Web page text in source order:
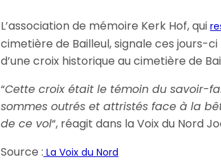
L’association de mémoire Kerk Hof, qui
cimetière de Bailleul, signale ces jours-
d’une croix historique au cimetière de
“Cette croix était le témoin du savoir-
sommes outrés et attristés face à la
de ce vol“, réagit dans la Voix du Nord
Source : La Voix du Nord